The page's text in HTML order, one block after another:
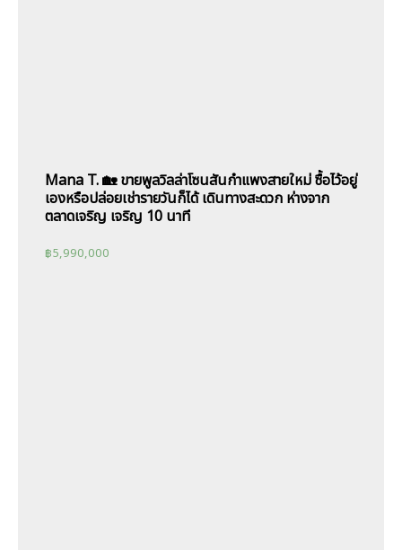
Mana T. 🏡 ขายพูลวิลล่าโซนสันกำแพงสายใหม่ ซื้อไว้อยู่
เองหรือปล่อยเช่ารายวันก็ได้ เดินทางสะดวก ห่างจาก
ตลาดเจริญ เจริญ 10 นาที
฿5,990,000